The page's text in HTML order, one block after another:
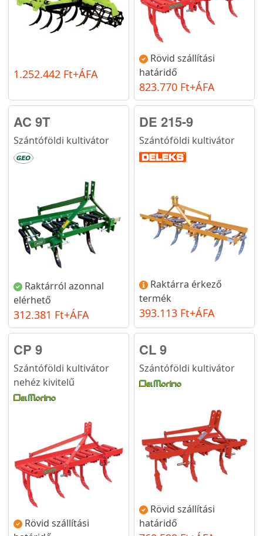
1.252.442 Ft+ÁFA
Rövid szállítási
határidő
823.770 Ft+ÁFA
AC 9T
Szántóföldi kultivátor
Raktárról azonnal
elérhető
312.381 Ft+ÁFA
DE 215-9
Szántóföldi kultivátor
Raktárra érkező
termék
393.113 Ft+ÁFA
CP 9
Szántóföldi kultivátor
nehéz kivitelű
Rövid szállítási
CL 9
Szántóföldi kultivátor
Rövid szállítási
határidő